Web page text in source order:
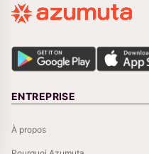
ENTREPRISE
À propos